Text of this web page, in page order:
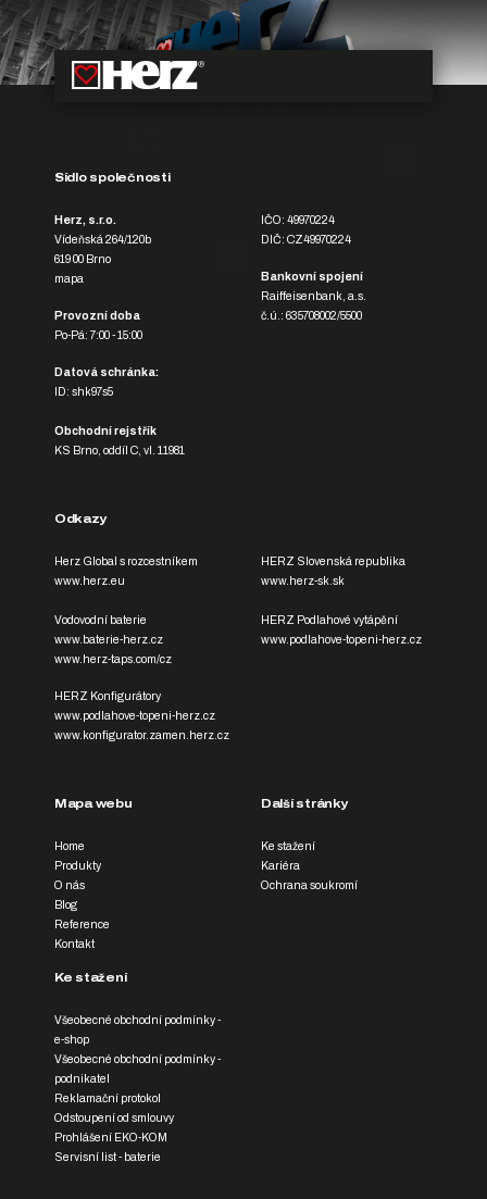
Sídlo společnosti
Herz, s.r.o.
Vídeňská 264/120b
619 00 Brno
mapa
Provozní doba
Po-Pá: 7:00 - 15:00
IČO: 49970224
DIČ: CZ49970224
Bankovní spojení
Raiffeisenbank, a.s.
č.ú.: 635708002/5500
Datová schránka:
ID: shk97s5
Obchodní rejstřík
KS Brno, oddíl C, vl. 11981
Odkazy
Herz Global s rozcestníkem
www.herz.eu
Vodovodní baterie
www.baterie-herz.cz
www.herz-taps.com/cz
HERZ Slovenská republika
www.herz-sk.sk
HERZ Podlahové vytápění
www.podlahove-topeni-herz.cz
HERZ Konfigurátory
www.podlahove-topeni-herz.cz
www.konfigurator.zamen.herz.cz
Mapa webu
Home
Produkty
O nás
Blog
Reference
Kontakt
Další stránky
Ke stažení
Kariéra
Ochrana soukromí
Ke stažení
Všeobecné obchodní podmínky -
e-shop
Všeobecné obchodní podmínky -
podnikatel
Reklamační protokol
Odstoupení od smlouvy
Prohlášení EKO-KOM
Servisní list - baterie